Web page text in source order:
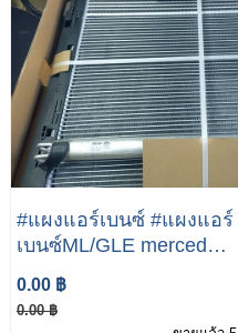
#แผงแอร์เบนซ์ #แผงแอร์
เบนซ์ML/GLE mercedes-
benz Benz W166 ML250
CDI #แผงคอนเดนเซอร์
#รังผึ้งแอร์ #คอยล์ร้อน
0.00 ฿
0.00 ฿